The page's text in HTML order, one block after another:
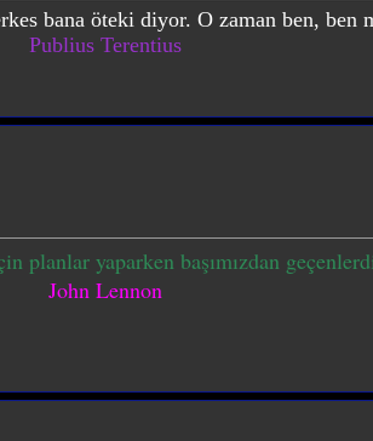
bana öteki diyor. O zaman ben, ben
Publius Terentius
planlar yaparken başımızdan
John Lennon